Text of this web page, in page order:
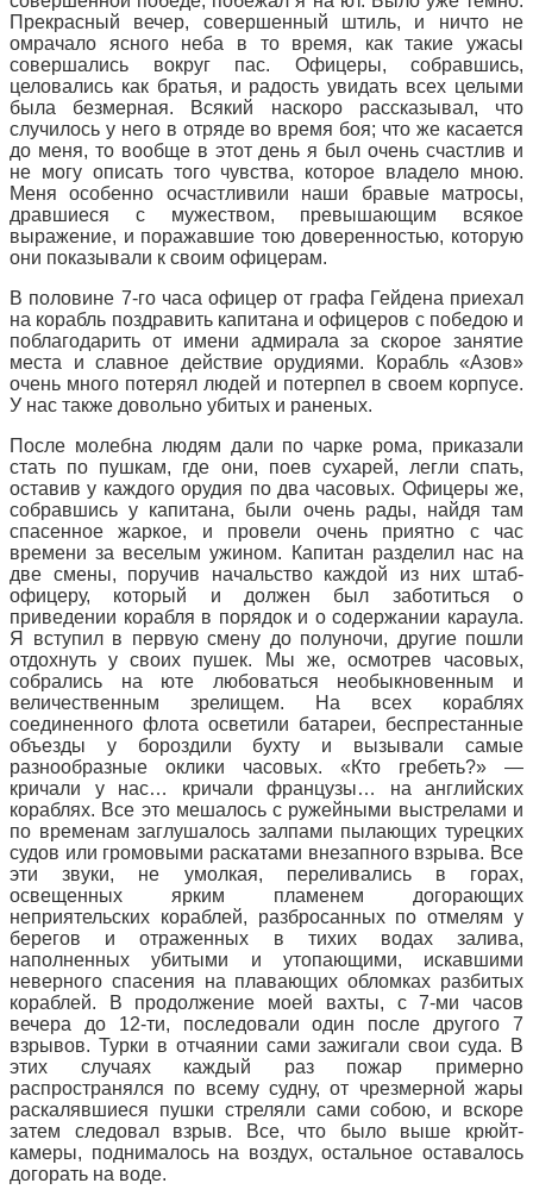
Прекрасный вечер, совершенный штиль, и ничто не
омрачало ясного неба в то время, как такие ужасы
совершались вокруг пас. Офицеры, собравшись,
целовались как братья, и радость увидать всех целыми
была безмерная. Всякий наскоро рассказывал, что
случилось у него в отряде во время боя; что же касается
до меня, то вообще в этот день я был очень счастлив и
не могу описать того чувства, которое владело мною.
Меня особенно осчастливили наши бравые матросы,
дравшиеся с мужеством, превышающим всякое
выражение, и поражавшие тою доверенностью, которую
они показывали к своим офицерам.
В половине 7-го часа офицер от графа Гейдена приехал
на корабль поздравить капитана и офицеров с победою и
поблагодарить от имени адмирала за скорое занятие
места и славное действие орудиями. Корабль «Азов»
очень много потерял людей и потерпел в своем корпусе.
У нас также довольно убитых и раненых.
После молебна людям дали по чарке рома, приказали
стать по пушкам, где они, поев сухарей, легли спать,
оставив у каждого орудия по два часовых. Офицеры же,
собравшись у капитана, были очень рады, найдя там
спасенное жаркое, и провели очень приятно с час
времени за веселым ужином. Капитан разделил нас на
две смены, поручив начальство каждой из них штаб-
офицеру, который и должен был заботиться о
приведении корабля в порядок и о содержании караула.
Я вступил в первую смену до полуночи, другие пошли
отдохнуть у своих пушек. Мы же, осмотрев часовых,
собрались на юте любоваться необыкновенным и
величественным зрелищем. На всех кораблях
соединенного флота осветили батареи, беспрестанные
объезды у бороздили бухту и вызывали самые
разнообразные оклики часовых. «Кто гребеть?» —
кричали у нас… кричали французы… на английских
кораблях. Все это мешалось с ружейными выстрелами и
по временам заглушалось залпами пылающих турецких
судов или громовыми раскатами внезапного взрыва. Все
эти звуки, не умолкая, переливались в горах,
освещенных ярким пламенем догорающих
неприятельских кораблей, разбросанных по отмелям у
берегов и отраженных в тихих водах залива,
наполненных убитыми и утопающими, искавшими
неверного спасения на плавающих обломках разбитых
кораблей. В продолжение моей вахты, с 7-ми часов
вечера до 12-ти, последовали один после другого 7
взрывов. Турки в отчаянии сами зажигали свои суда. В
этих случаях каждый раз пожар примерно
распространялся по всему судну, от чрезмерной жары
раскалявшиеся пушки стреляли сами собою, и вскоре
затем следовал взрыв. Все, что было выше крюйт-
камеры, поднималось на воздух, остальное оставалось
догорать на воде.